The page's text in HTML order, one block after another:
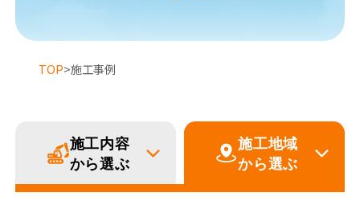
選ばれる理由 初めての方へ
TOP>施工事例
施工内容
から選ぶ
施工地域
から選ぶ